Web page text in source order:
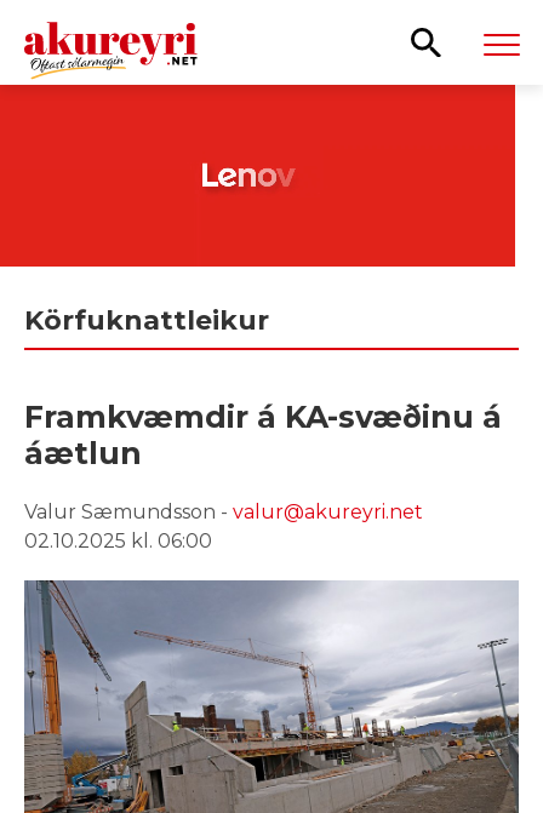
Körfuknattleikur
Framkvæmdir á KA-svæðinu á
áætlun
Valur Sæmundsson - valur@akureyri.net
02.10.2025 kl. 06:00